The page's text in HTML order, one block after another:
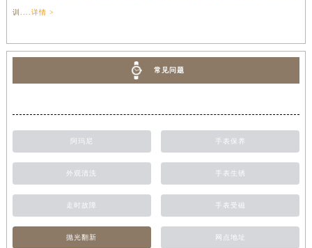
训.... 详情 >
常见问题
阿玛尼 手表保养
外观清洗 手表生锈
走时故障 手表受磁
抛光翻新 网点地址